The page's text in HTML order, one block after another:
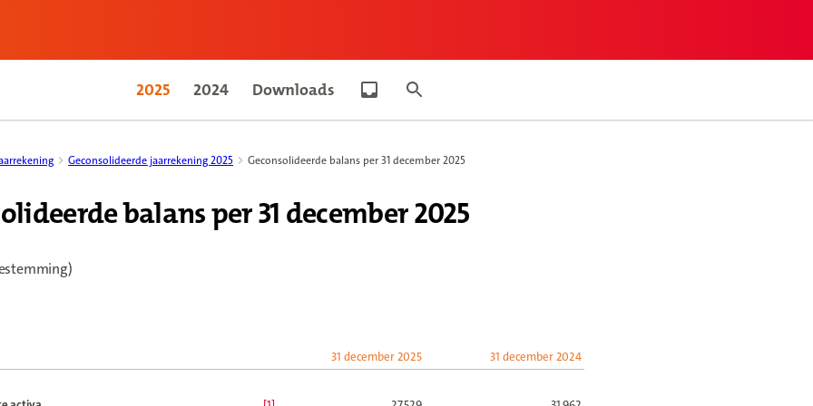
2025 2024 Downloads Go to my report page
Search articles
Geconsolideerde jaarrekening 2025 Geconsolideerde balans per 31 december 2025
balans per 31 december 2025
31 december 2025 31 december 2024